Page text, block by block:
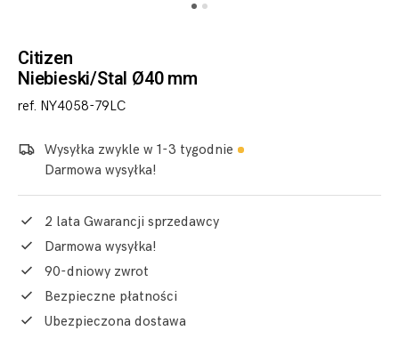
Citizen
Niebieski/Stal Ø40 mm
ref. NY4058-79LC
Wysyłka zwykle w 1-3 tygodnie
Darmowa wysyłka!
2 lata Gwarancji sprzedawcy
Darmowa wysyłka!
90-dniowy zwrot
Bezpieczne płatności
Ubezpieczona dostawa